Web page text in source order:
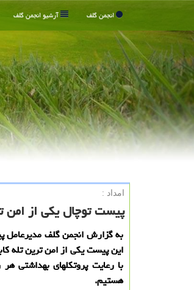
انجمن گلف آرشیو انجمن گلف
امداد :
پیست توچال یكی از امن
به گزارش انجمن گلف مدیرعامل
این پیست یکی از امن ترین تله
با رعایت پروتکلهای بهداشتی
هستیم.